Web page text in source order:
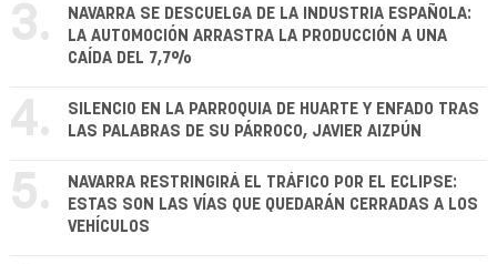
3.
NAVARRA SE DESCUELGA DE LA INDUSTRIA ESPAÑOLA:
LA AUTOMOCIÓN ARRASTRA LA PRODUCCIÓN A UNA
CAÍDA DEL 7,7%
4.
SILENCIO EN LA PARROQUIA DE HUARTE Y ENFADO TRAS
LAS PALABRAS DE SU PÁRROCO, JAVIER AIZPÚN
5.
NAVARRA RESTRINGIRÁ EL TRÁFICO POR EL ECLIPSE:
ESTAS SON LAS VÍAS QUE QUEDARÁN CERRADAS A LOS
VEHÍCULOS